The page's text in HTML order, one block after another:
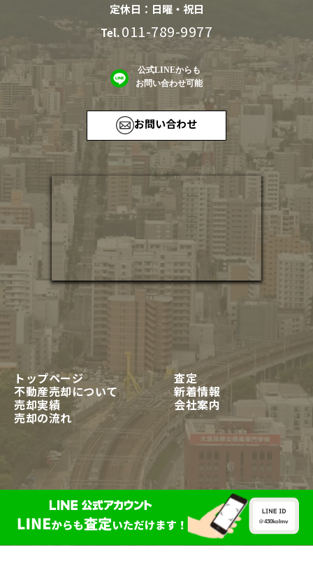
定休日：日曜・祝日
Tel.011-789-9977
公式LINEからも
お問い合わせ可能
お問い合わせ
トップページ 査定
不動産売却について 新着情報
売却実績 会社案内
売却の流れ
Copyright @ Astrry estate All right reserve.